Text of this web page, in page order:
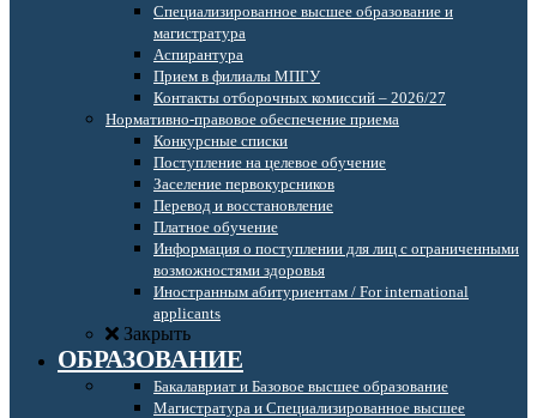
Специализированное высшее образование и
магистратура
Аспирантура
Прием в филиалы МПГУ
Контакты отборочных комиссий – 2026/27
Нормативно-правовое обеспечение приема
Конкурсные списки
Поступление на целевое обучение
Заселение первокурсников
Перевод и восстановление
Платное обучение
Информация о поступлении для лиц с ограниченными
возможностями здоровья
Иностранным абитуриентам / For international
applicants
Закрыть
ОБРАЗОВАНИЕ
Бакалавриат и Базовое высшее образование
Магистратура и Специализированное высшее